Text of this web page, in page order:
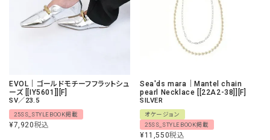
EVOL｜ゴールドモチーフフラットシュ
ーズ [[IY5601]][F]
SV／23.5
25SS_STYLEBOOK掲載
¥7,920税込
Sea'ds mara｜Mantel chain
pearl Necklace [[22A2-38]][F]
SILVER
オケージョン
25SS_STYLEBOOK掲載
¥11,550税込